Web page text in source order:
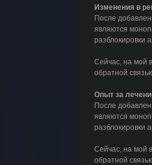
Изменения в
После
являются
разблокировки
Сейчас, на мой
обратной
Опыт за
После
являются
разблокировки
Сейчас, на мой
обратной